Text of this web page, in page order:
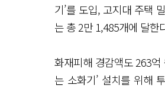
기’를 도입, 고지대 주택
는 총 2만 1,485개에 달한
화재피해 경감액도 263억
는 소화기’ 설치를 위해